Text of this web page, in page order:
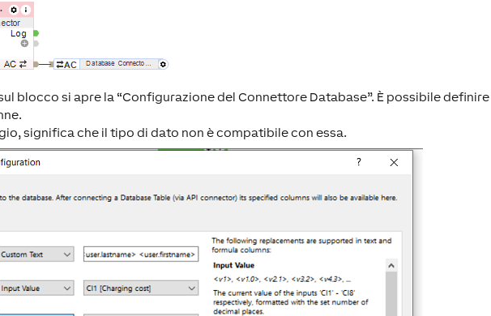
blocco si apre la “Configurazione del Connettore Database”. È possibile
significa che il tipo di dato non è compatibile con essa.